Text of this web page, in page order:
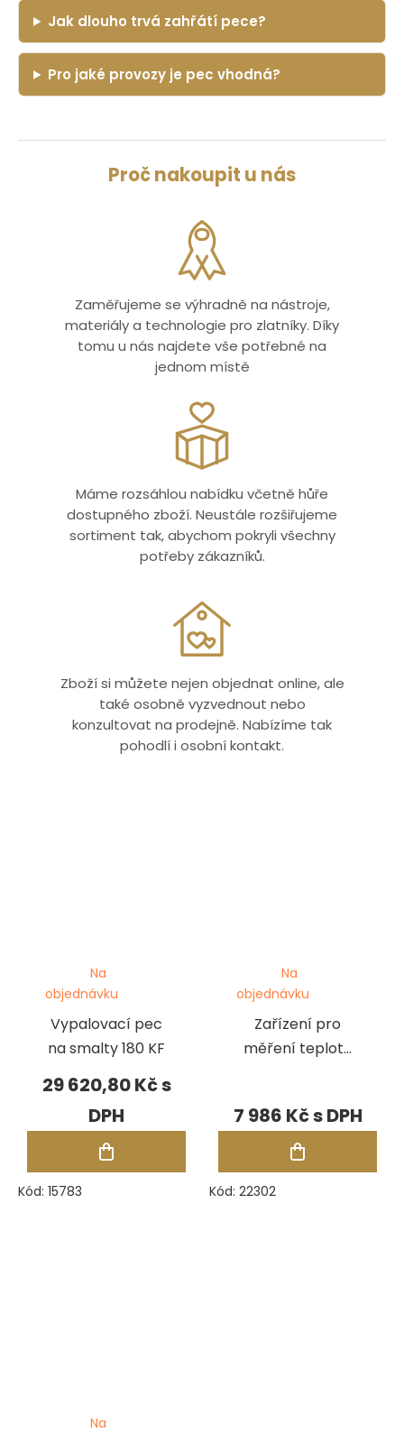
Jak dlouho trvá zahřátí pece?
Pro jaké provozy je pec vhodná?
Proč nakoupit u nás
Zaměřujeme se výhradně na nástroje,
materiály a technologie pro zlatníky. Díky
tomu u nás najdete vše potřebné na
jednom místě
Máme rozsáhlou nabídku včetně hůře
dostupného zboží. Neustále rozšiřujeme
sortiment tak, abychom pokryli všechny
potřeby zákazníků.
Zboží si můžete nejen objednat online, ale
také osobně vyzvednout nebo
konzultovat na prodejně. Nabízíme tak
pohodlí i osobní kontakt.
Vypalovací pec
na smalty 180 KF
Na
objednávku
29 620,80 Kč
Kód: 15783
Zařízení pro
měření teploty
Na
objednávku
7 986 Kč
Kód: 22302
Na